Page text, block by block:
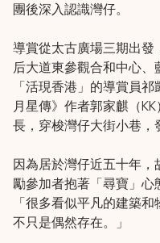
團後深入認識灣仔。
導賞從太古廣場三期出發
后大道東參觀合和中心
「活現香港」的導賞員
月星傳》作者郭家麒（
長，穿梭灣仔大街小巷，
因為居於灣仔近五十年
勵參加者抱著「尋寶」心
「很多看似平凡的建築
不只是偶然存在。」